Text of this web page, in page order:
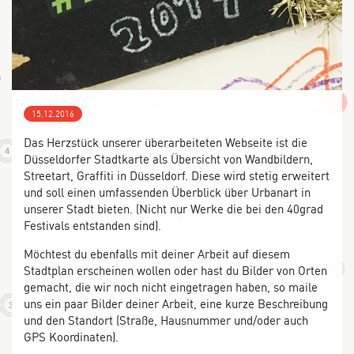
15.12.2016
Das Herzstück unserer überarbeiteten Webseite ist die
Düsseldorfer Stadtkarte als Übersicht von Wandbildern,
Streetart, Graffiti in Düsseldorf. Diese wird stetig erweitert
und soll einen umfassenden Überblick über Urbanart in
unserer Stadt bieten. (Nicht nur Werke die bei den 40grad
Festivals entstanden sind).
Möchtest du ebenfalls mit deiner Arbeit auf diesem
Stadtplan erscheinen wollen oder hast du Bilder von Orten
gemacht, die wir noch nicht eingetragen haben, so maile
uns ein paar Bilder deiner Arbeit, eine kurze Beschreibung
und den Standort (Straße, Hausnummer und/oder auch
GPS Koordinaten).
5
32
10
9
3
5
4
4